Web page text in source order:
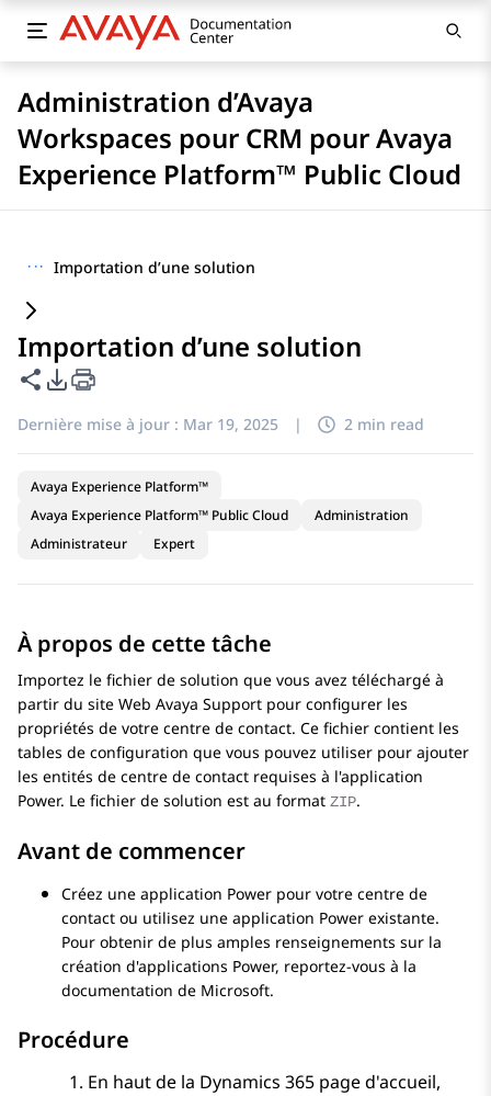
Administration d’Avaya
Workspaces pour CRM pour Avaya
Experience Platform™ Public Cloud
··· Importation d’une solution
Importation d’une solution
Partager cette page
Options d'exportation PDF
Dernière mise à jour : Mar 19, 2025 | 2 min read
Avaya Experience Platform™
Avaya Experience Platform™ Public Cloud
Administration
Administrateur
Expert
À propos de cette tâche
Importez le fichier de solution que vous avez téléchargé à
partir du site Web Avaya Support pour configurer les
propriétés de votre centre de contact. Ce fichier contient les
tables de configuration que vous pouvez utiliser pour ajouter
les entités de centre de contact requises à l'application
Power. Le fichier de solution est au format ZIP.
Avant de commencer
Créez une application Power pour votre centre de
contact ou utilisez une application Power existante.
Pour obtenir de plus amples renseignements sur la
création d'applications Power, reportez-vous à la
documentation de Microsoft.
Procédure
En haut de la Dynamics 365 page d'accueil,